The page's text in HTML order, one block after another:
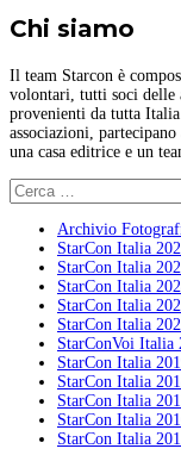
Chi siamo
Il team Starcon è
volontari, tutti soci delle
provenienti da tutta
associazioni,
una casa editrice e un
Ricerca
per:
Archivio
StarCon Italia
StarCon Italia
StarCon Italia
StarCon Italia
StarCon Italia
StarConVoi Italia
StarCon Italia
StarCon Italia
StarCon Italia
StarCon Italia
StarCon Italia